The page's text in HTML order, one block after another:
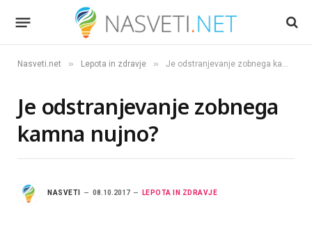
Nasveti.net » Lepota in zdravje » Je odstranjevanje zobnega kamna nujno?
Je odstranjevanje zobnega
kamna nujno?
NASVETI 08.10.2017 LEPOTA IN ZDRAVJE